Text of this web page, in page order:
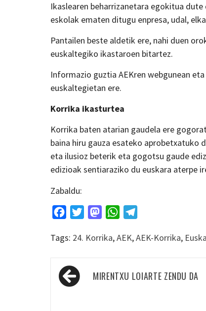
Ikaslearen beharrizanetara egokitua
eskolak ematen ditugu enpresa, udal,
Pantailen beste aldetik ere, nahi duen
euskaltegiko ikastaroen bitartez.
Informazio guztia AEKren webgunean
euskaltegietan ere.
Korrika ikasturtea
Korrika baten atarian gaudela ere
baina hiru gauza esateko aprobetxatuko
eta ilusioz beterik eta gogotsu gaude
edizioak sentiaraziko du euskara aterpe
Zabaldu:
FacebookTwitterMastodonWhatsApp
Tags: 24. Korrika,AEK,AEK-Korrika,
Bidalketetan
zehar MIRENTXU LOIARTE ZENDU DA